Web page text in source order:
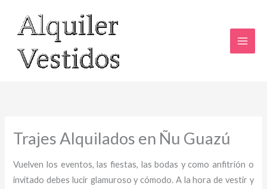
contenido
Trajes Alquilados en Ñu Guazú
Vuelven los eventos, las fiestas, las bodas y como anfitrión o
invitado debes lucir glamuroso y cómodo. A la hora de vestir y